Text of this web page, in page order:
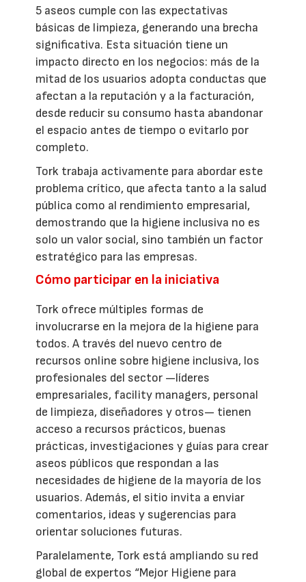
5 aseos cumple con las expectativas
básicas de limpieza, generando una brecha
significativa. Esta situación tiene un
impacto directo en los negocios: más de la
mitad de los usuarios adopta conductas que
afectan a la reputación y a la facturación,
desde reducir su consumo hasta abandonar
el espacio antes de tiempo o evitarlo por
completo.
Tork trabaja activamente para abordar este
problema crítico, que afecta tanto a la salud
pública como al rendimiento empresarial,
demostrando que la higiene inclusiva no es
solo un valor social, sino también un factor
estratégico para las empresas.
Cómo participar en la iniciativa
Tork ofrece múltiples formas de
involucrarse en la mejora de la higiene para
todos. A través del nuevo centro de
recursos online sobre higiene inclusiva, los
profesionales del sector —líderes
empresariales, facility managers, personal
de limpieza, diseñadores y otros— tienen
acceso a recursos prácticos, buenas
prácticas, investigaciones y guías para crear
aseos públicos que respondan a las
necesidades de higiene de la mayoría de los
usuarios. Además, el sitio invita a enviar
comentarios, ideas y sugerencias para
orientar soluciones futuras.
Paralelamente, Tork está ampliando su red
global de expertos “Mejor Higiene para